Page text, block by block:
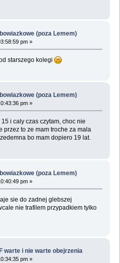
(poza Lemem)
pm »
starszego kolegi
(poza Lemem)
pm »
i caly czas czytam, choc nie
przez to ze mam troche za mala
bo mam dopiero 19 lat.
(poza Lemem)
pm »
sie do zadnej glebszej
nie trafilem przypadkiem tylko
warte i nie warte obejrzenia
pm »